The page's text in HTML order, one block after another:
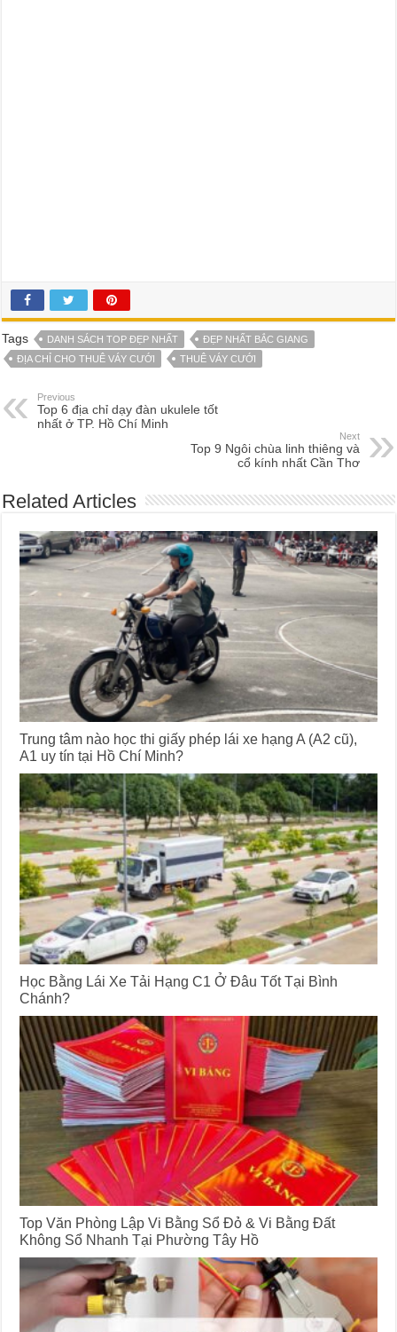
Tags DANH SÁCH TOP ĐẸP NHẤT
ĐẸP NHẤT BẮC GIANG
ĐỊA CHỈ CHO THUÊ VÁY CƯỚI
THUÊ VÁY CƯỚI
Previous
Top 6 địa chỉ dạy đàn ukulele tốt
nhất ở TP. Hồ Chí Minh
Next
Top 9 Ngôi chùa linh thiêng và
cổ kính nhất Cần Thơ
Related Articles
Trung tâm nào học thi giấy phép lái xe hạng A (A2 cũ),
A1 uy tín tại Hồ Chí Minh?
Học Bằng Lái Xe Tải Hạng C1 Ở Đâu Tốt Tại Bình
Chánh?
Top Văn Phòng Lập Vi Bằng Sổ Đỏ & Vi Bằng Đất
Không Sổ Nhanh Tại Phường Tây Hồ